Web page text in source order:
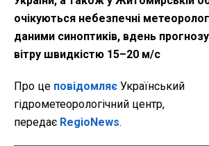
очікуються небезпечні
даними синоптиків, вдень
вітру швидкістю 15–20 м/с
Про це повідомляє Український
гідрометеорологічний центр,
передає RegioNews.